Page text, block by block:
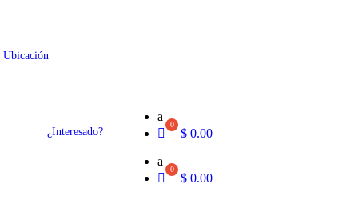
Ubicación
Online¿Interesado?
a
$ 0.00
a
$ 0.00